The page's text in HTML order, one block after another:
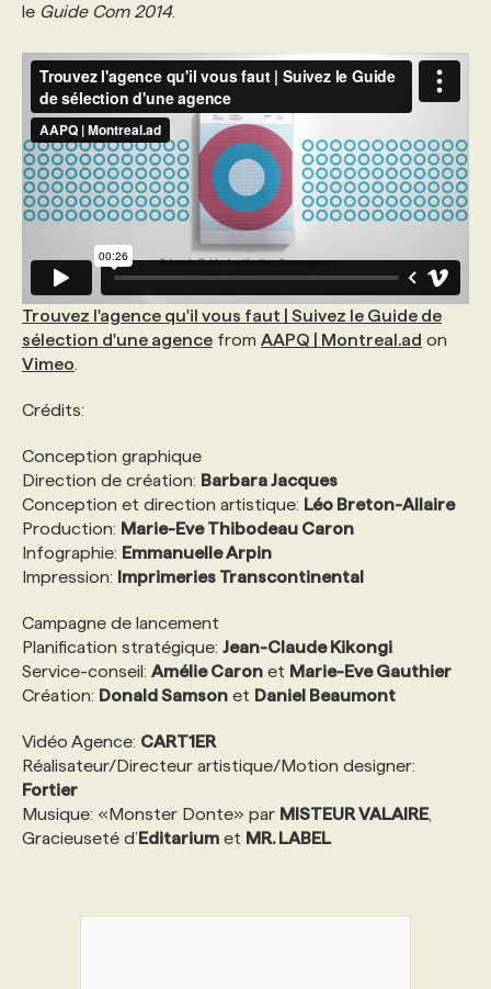
le Guide Com 2014.
Trouvez l'agence qu'il vous faut | Suivez le Guide de
sélection d'une agence from AAPQ | Montreal.ad on
Vimeo
Crédits:
Conception graphique
Direction de création: Barbara Jacques
Conception et direction artistique: Léo Breton-Allaire
Production: Marie-Eve Thibodeau Caron
Infographie: Emmanuelle Arpin
Impression: Imprimeries Transcontinental
Campagne de lancement
Planification stratégique: Jean-Claude Kikongi
Service-conseil: Amélie Caron et Marie-Eve Gauthier
Création: Donald Samson et Daniel Beaumont
Vidéo Agence: CART1ER
Réalisateur/Directeur artistique/Motion designer:
Fortier
Musique: «Monster Donte» par MISTEUR VALAIRE,
Gracieuseté d’Editarium et MR. LABEL